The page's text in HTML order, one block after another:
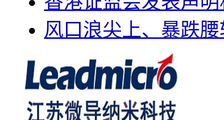
风口浪尖上、暴跌